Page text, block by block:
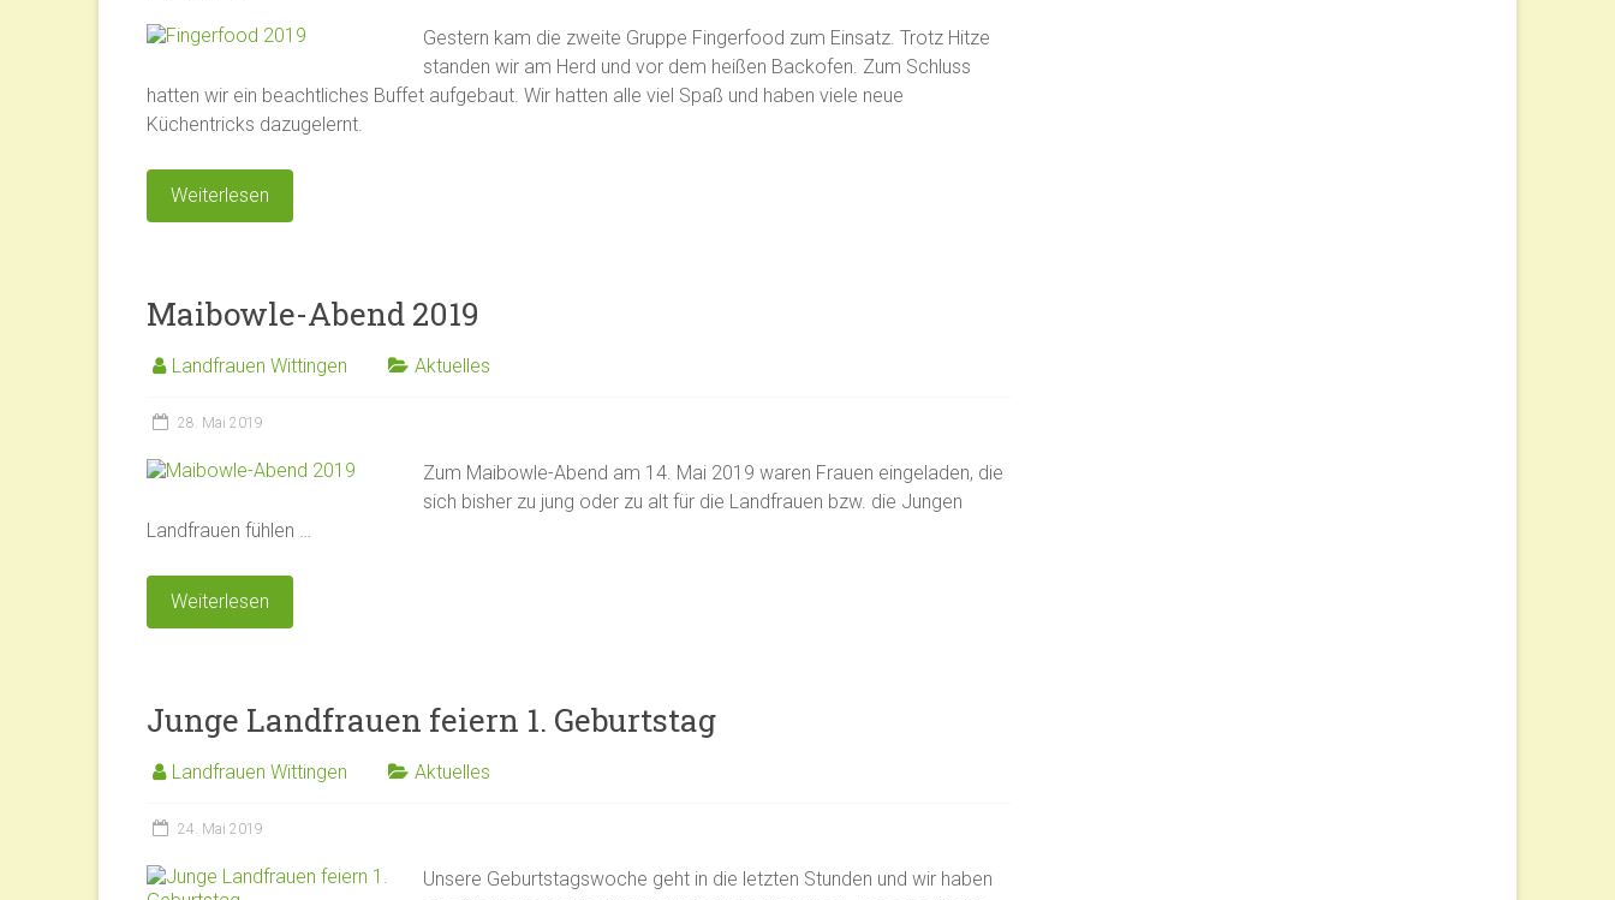
Gestern kam die zweite Gruppe Fingerfood zum Einsatz. Trotz Hitze
standen wir am Herd und vor dem heißen Backofen. Zum Schluss
hatten wir ein beachtliches Buffet aufgebaut. Wir hatten alle viel Spaß und haben viele neue
Küchentricks dazugelernt.
Weiterlesen
Maibowle-Abend 2019
Landfrauen Wittingen Aktuelles
28. Mai 2019
Zum Maibowle-Abend am 14. Mai 2019 waren Frauen eingeladen, die
sich bisher zu jung oder zu alt für die Landfrauen bzw. die Jungen
Landfrauen fühlen …
Weiterlesen
Junge Landfrauen feiern 1. Geburtstag
Landfrauen Wittingen Aktuelles
24. Mai 2019
Unsere Geburtstagswoche geht in die letzten Stunden und wir haben